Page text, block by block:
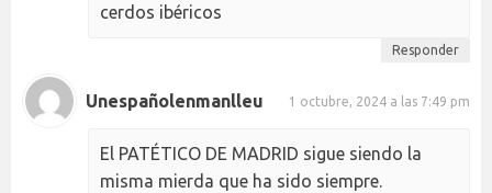
cerdos ibéricos
Responder
Unespañolenmanlleu 1 octubre, 2024 a las 7:49 pm
El PATÉTICO DE MADRID sigue siendo la
misma mierda que ha sido siempre.